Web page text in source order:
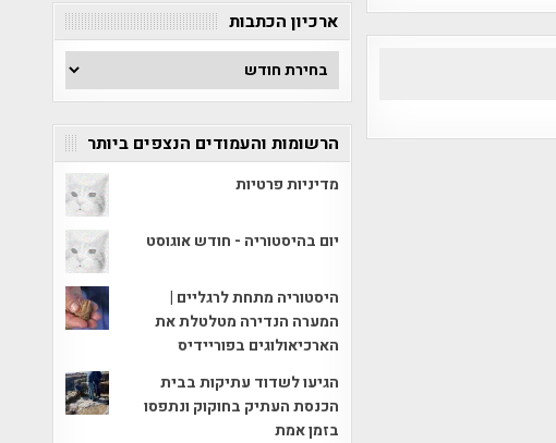
ארכיון הכתבות
ארכיון
הכתבות
הרשומות והעמודים הנצפים ביותר
מדיניות פרטיות
יום בהיסטוריה - חודש אוגוסט
היסטוריה מתחת לרגליים |
המערה הנדירה מטלטלת את
הארכיאולוגים בפוריידיס
הגיעו לשדוד עתיקות בבית
הכנסת העתיק בחוקוק ונתפסו
בזמן אמת